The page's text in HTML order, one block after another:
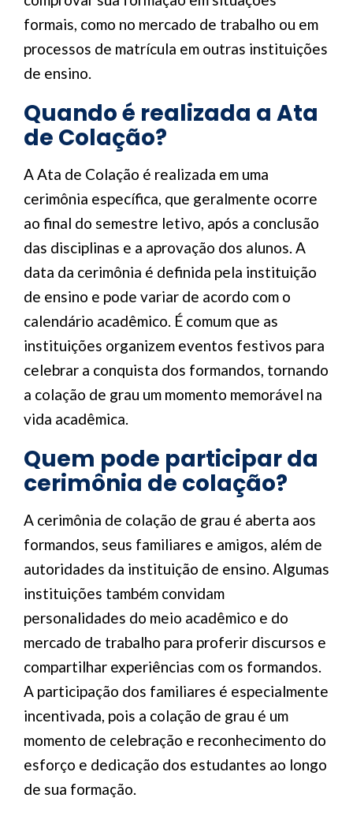
formais, como no mercado de trabalho ou em
processos de matrícula em outras instituições
de ensino.
Quando é realizada a Ata
de Colação?
A Ata de Colação é realizada em uma
cerimônia específica, que geralmente ocorre
ao final do semestre letivo, após a conclusão
das disciplinas e a aprovação dos alunos. A
data da cerimônia é definida pela instituição
de ensino e pode variar de acordo com o
calendário acadêmico. É comum que as
instituições organizem eventos festivos para
celebrar a conquista dos formandos, tornando
a colação de grau um momento memorável na
vida acadêmica.
Quem pode participar da
cerimônia de colação?
A cerimônia de colação de grau é aberta aos
formandos, seus familiares e amigos, além de
autoridades da instituição de ensino. Algumas
instituições também convidam
personalidades do meio acadêmico e do
mercado de trabalho para proferir discursos e
compartilhar experiências com os formandos.
A participação dos familiares é especialmente
incentivada, pois a colação de grau é um
momento de celebração e reconhecimento do
esforço e dedicação dos estudantes ao longo
de sua formação.